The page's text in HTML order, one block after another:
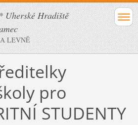
Hradiště
LEVNĚ
pro
STUDENTY